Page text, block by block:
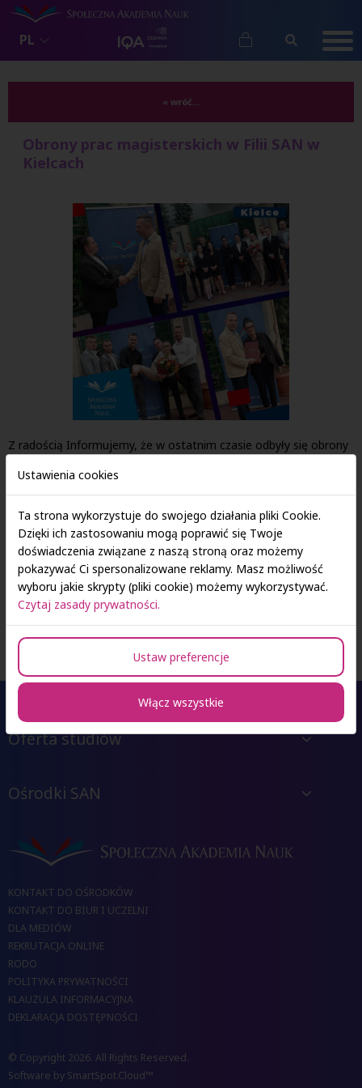
PL
« wróć...
Obrony prac magisterskich w Filii SAN w
Kielcach
Z radością Informujemy, że w ostatnim czasie odbyły się obrony
studenci kierunku Bezpieczeństwo wewnętrzne o specjalności
Służby mundurowe i system bezpieczeństwa wewnętrznego
państwa oraz Zarządzanie kryzysowe i ratownictwo.
Miło nam poinformować, że w gronie absolwentów znalazły się
osoby, którym przyznano wyróżnienie Rektora! Na zdjęciu
absolwenci z promotorami - dr Justyną Wąsowicz i dr Jarosławem
Służalskim oraz Dziekanem Filii SAN Kielce dr Łukaszem Wróblem.
Oferta studiów
Ośrodki SAN
KONTAKT DO OŚRODKÓW
KONTAKT DO BIUR I UCZELNI
DLA MEDIÓW
REKRUTACJA ONLINE
RODO
POLITYKA PRYWATNOŚCI
KLAUZULA INFORMACYJNA
DEKLARACJA DOSTĘPNOŚCI
© Copyright 2026. All Rights Reserved.
Software by SmartSpot.Cloud™
Ustawienia cookies
Ta strona wykorzystuje do swojego działania pliki Cookie.
Dzięki ich zastosowaniu mogą poprawić się Twoje
doświadczenia związane z naszą stroną oraz możemy
pokazywać Ci spersonalizowane reklamy. Masz możliwość
wyboru jakie skrypty (pliki cookie) możemy wykorzystywać.
Czytaj zasady prywatności.
Ustaw preferencje
Włącz wszystkie